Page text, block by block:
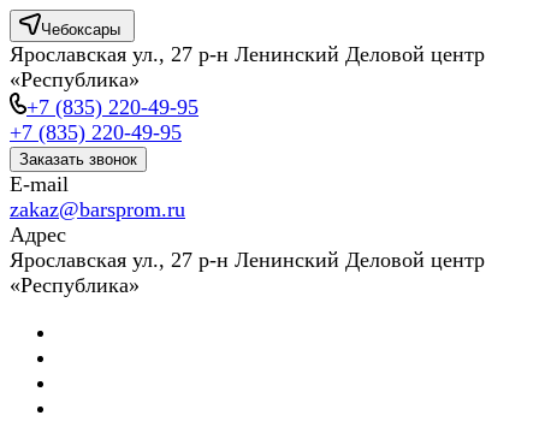
Чебоксары
Ярославская ул., 27 р-н Ленинский Деловой центр
«Республика»
+7 (835) 220-49-95
+7 (835) 220-49-95
Заказать звонок
E-mail
zakaz@barsprom.ru
Адрес
Ярославская ул., 27 р-н Ленинский Деловой центр
«Республика»